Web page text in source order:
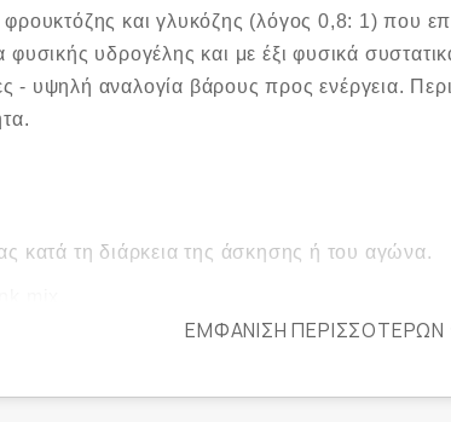
φρουκτόζης και γλυκόζης (λόγος 0,8: 1) που
υδρογέλης και με έξι φυσικά
- υψηλή αναλογία βάρους προς ενέργεια.
κατά τη διάρκεια της άσκησης ή του αγώνα.
ΕΜΦΆΝΙΣΗ ΠΕΡΙΣΣΌΤΕΡΩΝ